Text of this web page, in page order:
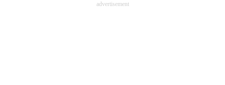
advertisement